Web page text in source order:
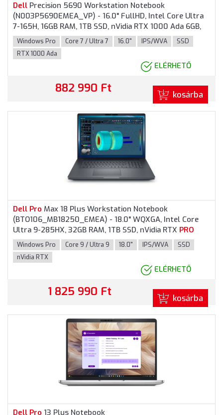
Dell Precision 5690 Workstation Notebook
(N003P5690EMEA_VP) - 16.0" FullHD, Intel Core Ultra
7-165H, 16GB RAM, 1TB SSD, nVidia RTX 1000 Ada 6GB,
Magyar billentyűzet, Windows 11Professional, 3 év
garancia, Sötétszürke színben
Windows Pro Core 7 / Ultra 7 16.0" IPS/WVA
SSD
RTX 1000 Ada
ELÉRHETŐ
882 990 Ft kosárba
Dell Pro Max 18 Plus Workstation Notebook
(BTO106_MB18250_EMEA) - 18.0" WQXGA, Intel Core
Ultra 9-285HX, 32GB RAM, 1TB SSD, nVidia RTX PRO
3000 Blackwell 12GB, Magyar billentyűzet, Windows 11
Professional, 3 év garancia, Grafitszürke színben
Windows Pro Core 9 / Ultra 9 18.0" IPS/WVA
SSD
nVidia RTX
ELÉRHETŐ
1 825 990 Ft kosárba
Dell Pro 13 Plus Notebook